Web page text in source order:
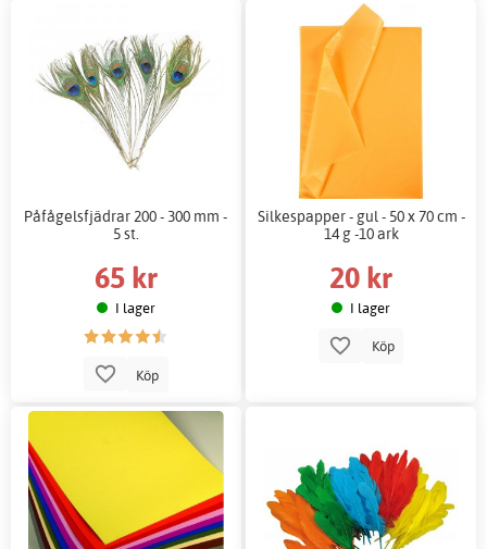
Påfågelsfjädrar 200 - 300 mm -
5 st.
65 kr
I lager
Köp
Silkespapper - gul - 50 x 70 cm -
14 g -10 ark
20 kr
I lager
Köp